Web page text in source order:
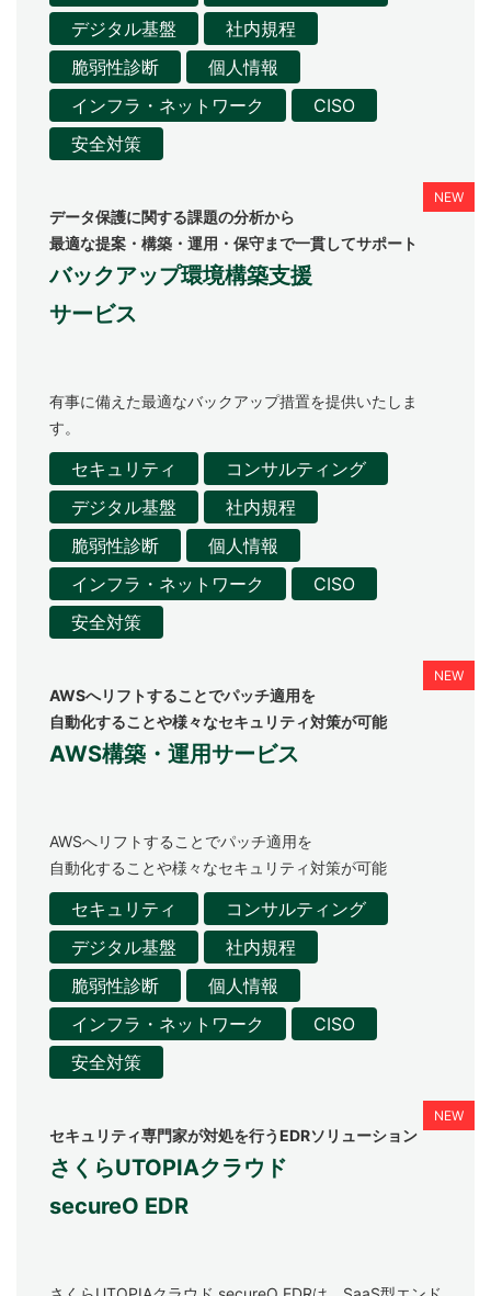
デジタル基盤
社内規程
脆弱性診断
個人情報
インフラ・ネットワーク
CISO
安全対策
バックアップ環境構築支援
サービス
データ保護に関する課題の分析から
最適な提案・構築・運用・保守まで一貫してサポート
有事に備えた最適なバックアップ措置を提供いたしま
す。
セキュリティ
コンサルティング
デジタル基盤
社内規程
脆弱性診断
個人情報
インフラ・ネットワーク
CISO
安全対策
AWS構築・運用サービス
AWSへリフトすることでパッチ適用を
自動化することや様々なセキュリティ対策が可能
AWSへリフトすることでパッチ適用を
自動化することや様々なセキュリティ対策が可能
セキュリティ
コンサルティング
デジタル基盤
社内規程
脆弱性診断
個人情報
インフラ・ネットワーク
CISO
安全対策
さくらUTOPIAクラウド
secureO EDR
セキュリティ専門家が対処を行うEDRソリューション